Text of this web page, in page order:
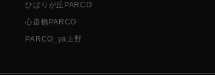
ひばりが丘PARCO
心斎橋PARCO
PARCO_ya上野